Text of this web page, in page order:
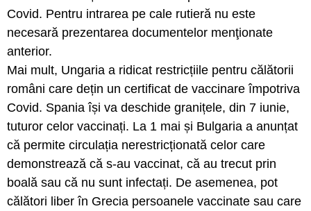
Covid. Pentru intrarea pe cale rutieră nu este
necesară prezentarea documentelor menţionate
anterior.
Mai mult, Ungaria a ridicat restricțiile pentru călătorii
români care dețin un certificat de vaccinare împotriva
Covid. Spania își va deschide granițele, din 7 iunie,
tuturor celor vaccinați. La 1 mai și Bulgaria a anunțat
că permite circulația nerestricționată celor care
demonstrează că s-au vaccinat, că au trecut prin
boală sau că nu sunt infectați. De asemenea, pot
călători liber în Grecia persoanele vaccinate sau care